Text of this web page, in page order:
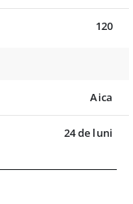
120
Aica
24 de luni